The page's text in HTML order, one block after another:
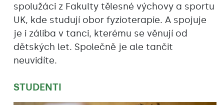
spolužáci z Fakulty tělesné výchovy a sportu
UK, kde studují obor fyzioterapie. A spojuje
je i záliba v tanci, kterému se věnují od
dětských let. Společně je ale tančit
neuvidíte.
STUDENTI